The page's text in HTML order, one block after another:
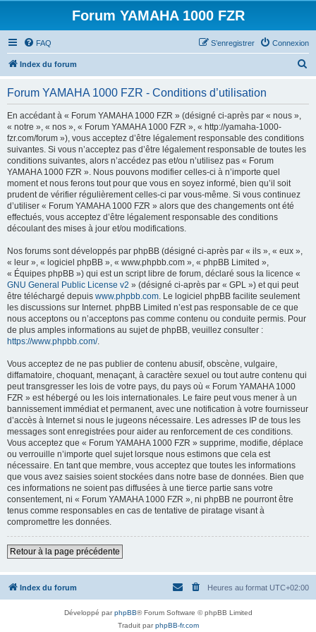
Forum YAMAHA 1000 FZR
FAQ Connexion
S’enregistrer
Index du forum
Forum YAMAHA 1000 FZR - Conditions d’utilisation
En accédant à « Forum YAMAHA 1000 FZR » (désigné ci-après par « nous »,
« notre », « nos », « Forum YAMAHA 1000 FZR », « http://yamaha-1000-
fzr.com/forum »), vous acceptez d’être légalement responsable des conditions
suivantes. Si vous n’acceptez pas d’être légalement responsable de toutes les
conditions suivantes, alors n’accédez pas et/ou n’utilisez pas « Forum
YAMAHA 1000 FZR ». Nous pouvons modifier celles-ci à n’importe quel
moment et nous ferons tout pour que vous en soyez informé, bien qu’il soit
prudent de vérifier régulièrement celles-ci par vous-même. Si vous continuez
d’utiliser « Forum YAMAHA 1000 FZR » alors que des changements ont été
effectués, vous acceptez d’être légalement responsable des conditions
découlant des mises à jour et/ou modifications.
Nos forums sont développés par phpBB (désigné ci-après par « ils », « eux »,
« leur », « logiciel phpBB », « www.phpbb.com », « phpBB Limited »,
« Équipes phpBB ») qui est un script libre de forum, déclaré sous la licence «
GNU General Public License v2 » (désigné ci-après par « GPL ») et qui peut
être téléchargé depuis www.phpbb.com. Le logiciel phpBB facilite seulement
les discussions sur Internet. phpBB Limited n’est pas responsable de ce que
nous acceptons ou n’acceptons pas comme contenu ou conduite permis. Pour
de plus amples informations au sujet de phpBB, veuillez consulter :
https://www.phpbb.com/.
Vous acceptez de ne pas publier de contenu abusif, obscène, vulgaire,
diffamatoire, choquant, menaçant, à caractère sexuel ou tout autre contenu qui
peut transgresser les lois de votre pays, du pays où « Forum YAMAHA 1000
FZR » est hébergé ou les lois internationales. Le faire peut vous mener à un
bannissement immédiat et permanent, avec une notification à votre fournisseur
d’accès à Internet si nous le jugeons nécessaire. Les adresses IP de tous les
messages sont enregistrées pour aider au renforcement de ces conditions.
Vous acceptez que « Forum YAMAHA 1000 FZR » supprime, modifie, déplace
ou verrouille n’importe quel sujet lorsque nous estimons que cela est
nécessaire. En tant que membre, vous acceptez que toutes les informations
que vous avez saisies soient stockées dans notre base de données. Bien que
ces informations ne soient pas diffusées à une tierce partie sans votre
consentement, ni « Forum YAMAHA 1000 FZR », ni phpBB ne pourront être
tenus comme responsables en cas de tentative de piratage visant à
compromettre les données.
Retour à la page précédente
Index du forum Heures au format UTC+02:00
Développé parphpBB® Forum Software © phpBB Limited
Traduit parphpBB-fr.com